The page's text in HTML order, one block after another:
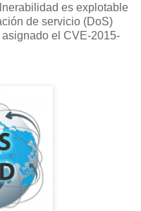
es explotable
de servicio (DoS)
el CVE-2015-